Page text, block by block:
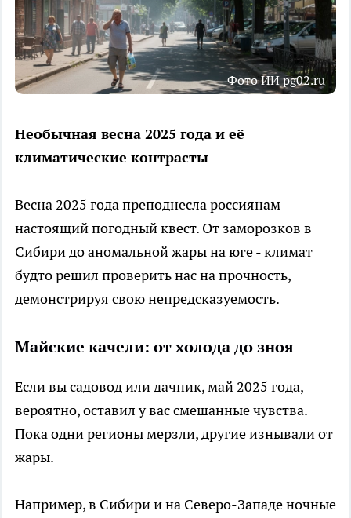
Фото ИИ pg02.ru
Необычная весна 2025 года и её
климатические контрасты
Весна 2025 года преподнесла россиянам
настоящий погодный квест. От заморозков в
Сибири до аномальной жары на юге - климат
будто решил проверить нас на прочность,
демонстрируя свою непредсказуемость.
Майские качели: от холода до зноя
Если вы садовод или дачник, май 2025 года,
вероятно, оставил у вас смешанные чувства.
Пока одни регионы мерзли, другие изнывали от
жары.
Например, в Сибири и на Северо-Западе ночные